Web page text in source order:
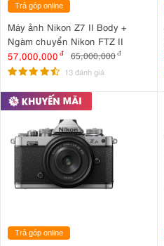
Trả góp online
Máy ảnh Nikon Z7 II Body +
Ngàm chuyển Nikon FTZ II
57,000,000 đ 65,000,000đ
13 đánh giá
Trả góp online